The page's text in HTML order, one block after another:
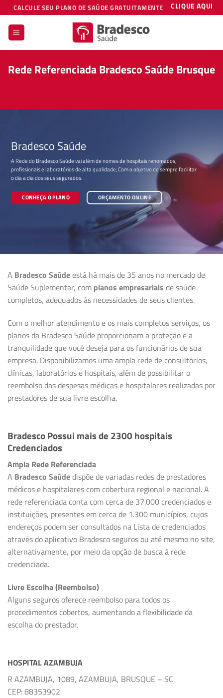
Skip
to
content
CALCULE SEU PLANO DE SAÚDE GRATUITAMENTE CLIQUE AQUI
Rede Referenciada Bradesco Saúde Brusque
Bradesco Saúde
A Rede do Bradesco Saúde vai além de nomes de hospitais renomados,
profissionais e laboratórios de alta qualidade, Com o objetivo de sempre facilitar
o dia a dia dos seus segurados.
CONHEÇA O PLANO ORÇAMENTO ONLINE
A Bradesco Saúdeestá há mais de 35 anos no mercado de
Saúde Suplementar, com planos empresariais de saúde
completos, adequados às necessidades de seus clientes.
Com o melhor atendimento e os mais completos serviços, os
planos da Bradesco Saúde proporcionam a proteção e a
tranquilidade que você deseja para os funcionários de sua
empresa. Disponibilizamos uma ampla rede de consultórios,
clínicas, laboratórios e hospitais, além de possibilitar o
reembolso das despesas médicas e hospitalares realizadas por
prestadores de sua livre escolha.
Bradesco Possui mais de 2300 hospitais
Credenciados
Ampla Rede Referenciada
A Bradesco Saúdedispõe de variadas redes de prestadores
médicos e hospitalares com cobertura regional e nacional. A
rede referenciada conta com cerca de 37.000 credenciados e
instituições, presentes em cerca de 1.300 municípios, cujos
endereços podem ser consultados na Lista de credenciados
através do aplicativo Bradesco seguros ou até mesmo no site,
alternativamente, por meio da opção de busca à rede
credenciada.
Livre Escolha (Reembolso)
Alguns seguros oferece reembolso para todos os
procedimentos cobertos, aumentando a flexibilidade da
escolha do prestador.
HOSPITAL AZAMBUJA
R AZAMBUJA, 1089, AZAMBUJA, BRUSQUE – SC
CEP: 88353902